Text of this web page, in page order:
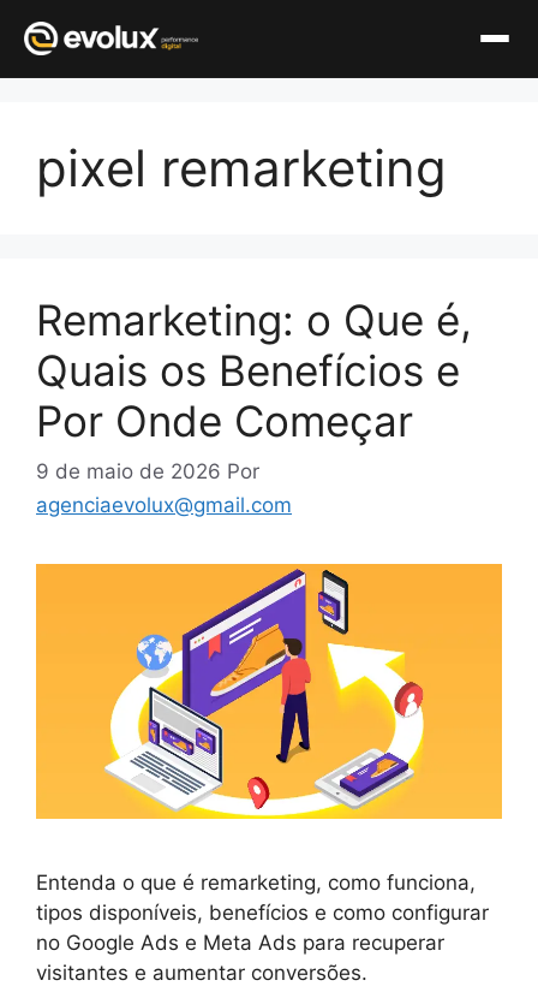
conteúdo
pixel remarketing
Remarketing: o Que é,
Quais os Benefícios e
Por Onde Começar
9 de maio de 2026 Por
agenciaevolux@gmail.com
Entenda o que é remarketing, como funciona,
tipos disponíveis, benefícios e como configurar
no Google Ads e Meta Ads para recuperar
visitantes e aumentar conversões.